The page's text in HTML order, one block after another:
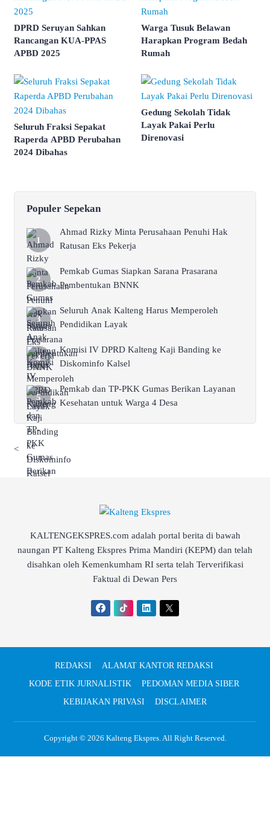
DPRD Seruyan Sahkan
Rancangan KUA-PPAS
APBD 2025
Warga Tusuk Belawan
Harapkan Program Bedah
Rumah
Seluruh Fraksi Sepakat
Raperda APBD Perubahan
2024 Dibahas
Gedung Sekolah Tidak
Layak Pakai Perlu
Direnovasi
Populer Sepekan
Ahmad Rizky Minta Perusahaan Penuhi Hak
Ratusan Eks Pekerja
Pemkab Gumas Siapkan Sarana Prasarana
Pembentukan BNNK
Seluruh Anak Kalteng Harus Memperoleh
Pendidikan Layak
Komisi IV DPRD Kalteng Kaji Banding ke
Diskominfo Kalsel
Pemkab dan TP-PKK Gumas Berikan Layanan
Kesehatan untuk Warga 4 Desa
<
KALTENGEKSPRES.com adalah portal berita di bawah
naungan PT Kalteng Ekspres Prima Mandiri (KEPM) dan telah
disahkan oleh Kemenkumham RI serta telah Terverifikasi
Faktual di Dewan Pers
REDAKSI
ALAMAT KANTOR REDAKSI
KODE ETIK JURNALISTIK
PEDOMAN MEDIA SIBER
KEBIJAKAN PRIVASI
DISCLAIMER
Copyright © 2026 Kalteng Ekspres. All Right Reserved.